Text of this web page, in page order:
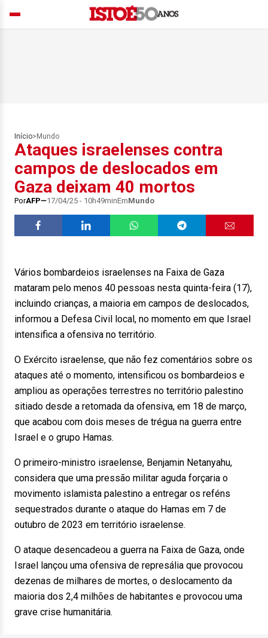
Início> Mundo
Ataques israelenses contra
campos de deslocados em
Gaza deixam 40 mortos
PorAFP 17/04/25 - 10h49minEmMundo
Vários bombardeios israelenses na Faixa de Gaza
mataram pelo menos 40 pessoas nesta quinta-feira (17),
incluindo crianças, a maioria em campos de deslocados,
informou a Defesa Civil local, no momento em que Israel
intensifica a ofensiva no território.
O Exército israelense, que não fez comentários sobre os
ataques até o momento, intensificou os bombardeios e
ampliou as operações terrestres no território palestino
sitiado desde a retomada da ofensiva, em 18 de março,
que acabou com dois meses de trégua na guerra entre
Israel e o grupo Hamas.
O primeiro-ministro israelense, Benjamin Netanyahu,
considera que uma pressão militar aguda forçaria o
movimento islamista palestino a entregar os reféns
sequestrados durante o ataque do Hamas em 7 de
outubro de 2023 em território israelense.
O ataque desencadeou a guerra na Faixa de Gaza, onde
Israel lançou uma ofensiva de represália que provocou
dezenas de milhares de mortes, o deslocamento da
maioria dos 2,4 milhões de habitantes e provocou uma
grave crise humanitária.